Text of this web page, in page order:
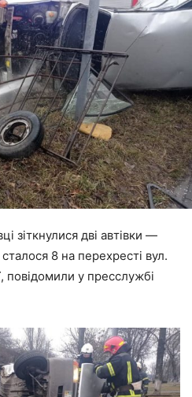
зіткнулися дві автівки —
8 на перехресті вул.
повідомили у пресслужбі